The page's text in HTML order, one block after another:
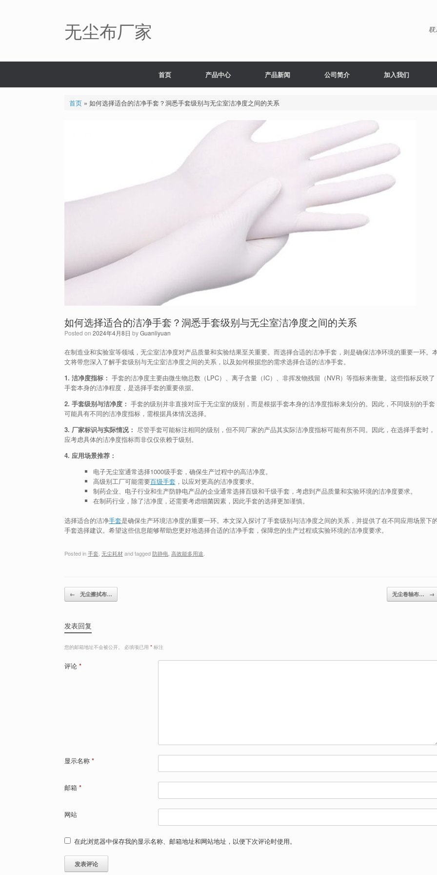
无尘布厂家 联
首页 产品中心 产品新闻 公司简介 加入我们
首页» 如何选择适合的洁净手套？洞悉手套级别与无尘室洁净度之间的关系
如何选择适合的洁净手套？洞悉手套级别与无尘室洁净度之间的关系
Posted on 2024年4月8日 byGuanliyuan
在制造业和实验室等领域，无尘室洁净度对产品质量和实验结果至关重要。而选择合适的洁净手套，则是确保洁净环境的重要一环。
文将带您深入了解手套级别与无尘室洁净度之间的关系，以及如何根据您的需求选择合适的洁净手套。
1. 洁净度指标： 手套的洁净度主要由微生物总数（LPC）、离子含量（IC）、非挥发物残留（NVR）等指标来衡量。这些指标反映了
手套本身的洁净程度，是选择手套的重要依据。
2. 手套级别与洁净度： 手套的级别并非直接对应于无尘室的级别，而是根据手套本身的洁净度指标来划分的。因此，不同级别的手套
可能具有不同的洁净度指标，需根据具体情况选择。
3. 厂家标识与实际情况： 尽管手套可能标注相同的级别，但不同厂家的产品其实际洁净度指标可能有所不同。因此，在选择手套时，
应考虑具体的洁净度指标而非仅仅依赖于级别。
4. 应用场景推荐：
电子无尘室通常选择1000级手套，确保生产过程中的高洁净度。
高级别工厂可能需要百级手套 ，以应对更高的洁净度要求。
制药企业、电子行业和生产防静电产品的企业通常选择百级和千级手套，考虑到产品质量和实验环境的洁净度要求。
在制药行业，除了洁净度，还需要考虑细菌因素，因此手套的选择更加谨慎。
选择适合的洁净手套是确保生产环境洁净度的重要一环。本文深入探讨了手套级别与洁净度之间的关系，并提供了在不同应用场景下
手套选择建议。希望这些信息能够帮助您更好地选择合适的洁净手套，保障您的生产过程或实验环境的洁净度要求。
Posted in手套 无尘耗材and tagged防静电 高效能多用途
Post navigation
← 无尘擦拭布… 无尘卷轴布… →
发表回复
您的邮箱地址不会被公开。 必填项已用 * 标注
评论 *
显示名称 *
邮箱 *
网站
在此浏览器中保存我的显示名称、邮箱地址和网站地址，以便下次评论时使用。